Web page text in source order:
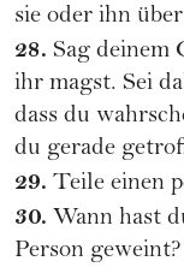
sie oder ihn
28. Sag deinem
ihr magst. Sei
dass du
du gerade
29. Teile einen
30. Wann hast
Person